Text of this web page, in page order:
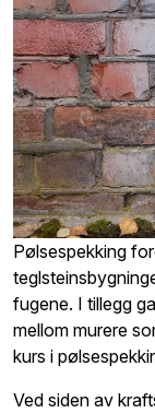
Pølsespekking
fugene. I tillegg
mellom murere
kurs i
Ved siden av